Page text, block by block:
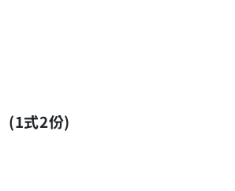
(1式2份)